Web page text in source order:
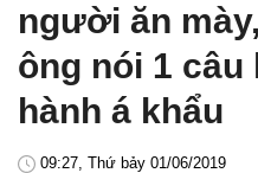
người ăn
ông nói 1 câu
hành á khẩu
09:27, Thứ bảy 01/06/2019